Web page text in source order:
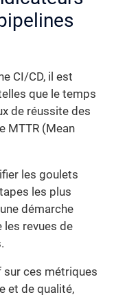
CI/CD, il est
que le temps
de réussite des
MTTR (Mean
les goulets
les plus
démarche
les revues de
sur ces métriques
et de qualité,